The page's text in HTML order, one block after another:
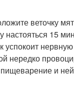
веточку
настояться 15
успокоит
нередко
и